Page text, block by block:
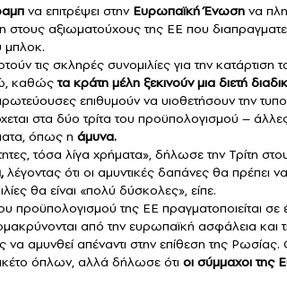
να επιτρέψει στην Ευρωπαϊκή Ένωση να
στους αξιωματούχους της ΕΕ που
μπλοκ.
τις σκληρές συνομιλίες για την κατάρτιση
καθώςτα κράτη μέλη ξεκινούν μια διετή
επιθυμούν να υιοθετήσουν την
στα δύο τρίτα του προϋπολογισμού –
όπως η άμυνα.
τόσα λίγα χρήματα», δήλωσε την Τρίτη
λέγοντας ότι οι αμυντικές δαπάνες θα πρέπει
θα είναι «πολύ δύσκολες», είπε.
προϋπολογισμού της ΕΕ πραγματοποιείται σε
από την ευρωπαϊκή ασφάλεια και
να αμυνθεί απέναντι στην επίθεση της
όπλων, αλλά δήλωσε ότι οι σύμμαχοι της